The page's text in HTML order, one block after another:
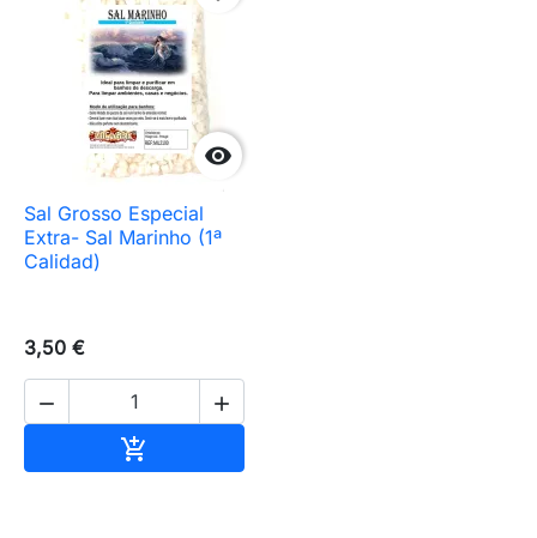

Sal Grosso Especial
Extra- Sal Marinho (1ª
Calidad)
3,50 €
 
